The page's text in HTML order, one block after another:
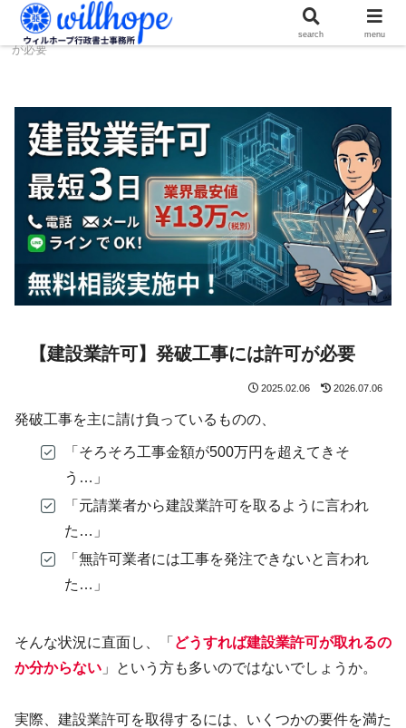
ホーム 建設コラム
【建設業許可】発破工事には許可
が必要
【建設業許可】発破工事には許可が必要
2025.02.06 2026.07.06
発破工事を主に請け負っているものの、
「そろそろ工事金額が500万円を超えてきそ
う…」
「元請業者から建設業許可を取るように言われ
た…」
「無許可業者には工事を発注できないと言われ
た…」
そんな状況に直面し、「 どうすれば建設業許可が取れるの
か分からない 」という方も多いのではないでしょうか。
実際、建設業許可を取得するには、いくつかの要件を満た
search menu